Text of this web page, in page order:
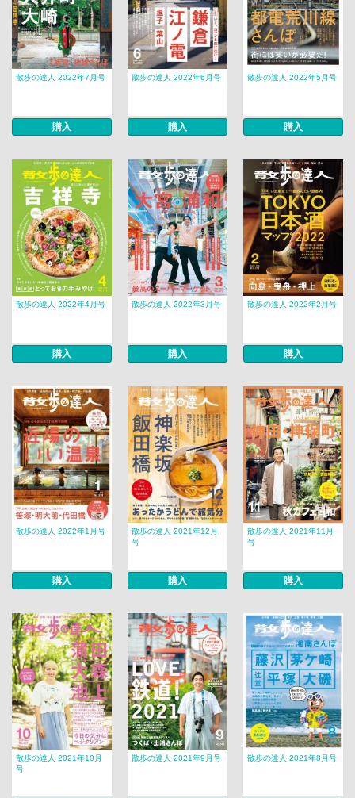
散歩の達人 2022年7月号
購入
散歩の達人 2022年6月号
購入
散歩の達人 2022年5月号
購入
散歩の達人 2022年4月号
購入
散歩の達人 2022年3月号
購入
散歩の達人 2022年2月号
購入
散歩の達人 2022年1月号
購入
散歩の達人 2021年12月
号
購入
散歩の達人 2021年11月
号
購入
散歩の達人 2021年10月
号
散歩の達人 2021年9月号 散歩の達人 2021年8月号